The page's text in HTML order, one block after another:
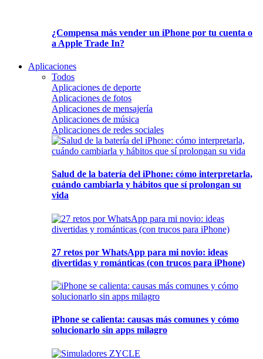
¿Compensa más vender un iPhone por tu cuenta o
a Apple Trade In?
Aplicaciones
Todos
Aplicaciones de deporte
Aplicaciones de fotos
Aplicaciones de mensajería
Aplicaciones de música
Aplicaciones de redes sociales
Salud de la batería del iPhone: cómo interpretarla,
cuándo cambiarla y hábitos que sí prolongan su
vida
27 retos por WhatsApp para mi novio: ideas
divertidas y románticas (con trucos para iPhone)
iPhone se calienta: causas más comunes y cómo
solucionarlo sin apps milagro